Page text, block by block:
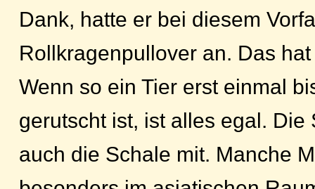
Dank, hatte er bei diesem
Rollkragenpullover an. Das
Wenn so ein Tier erst einmal
gerutscht ist, ist alles egal. Die
auch die Schale mit. Manche